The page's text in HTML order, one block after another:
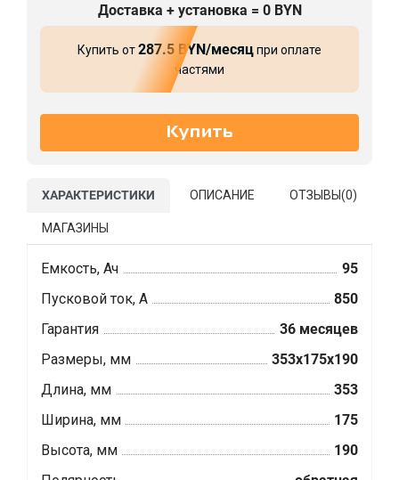
Доставка + установка = 0 BYN
Купить от287.5 BYN/месяцпри оплате
частями
ХАРАКТЕРИСТИКИ ОПИСАНИЕ ОТЗЫВЫ(0)
МАГАЗИНЫ
Емкость, Ач
95
Пусковой ток, А
850
Гарантия
36 месяцев
Размеры, мм
353x175x190
Длина, мм
353
Ширина, мм
175
Высота, мм
190